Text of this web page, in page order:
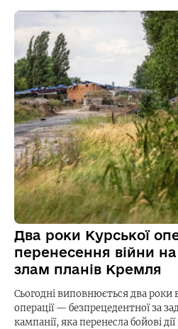
Два роки Курської
перенесення війни
злам планів Кремля
Сьогодні виповнюється два роки
операції — безпрецедентної за
кампанії, яка перенесла бойові